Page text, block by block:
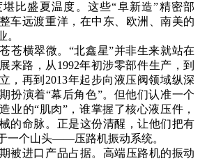
比盛夏温度。这些“阜新造”精密部
车远渡重洋，在中东、欧洲、南美的
。
横翠微。“北鑫星”并非生来就站在
来路，从1992年初涉零部件生产，到
，再到2013年起步向液压阀领域纵深
扮演着“幕后角色”。但他们认准一个
业的“肌肉”，谁掌握了核心液压件，
的命脉。正是这份清醒，让他们把有
一个山头——压路机振动系统。
进口产品占据。高端压路机的振动